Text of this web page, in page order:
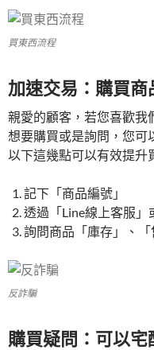
買東西流程
加速交易：購買
親愛的顧客，若您喜歡我
想要購買或是詢問，您可
以下這幾點可以有效提升
記下「商品編號」
透過「Line線上客服」
詢問商品「庫存」、
反詐騙
購買疑問：可以宅